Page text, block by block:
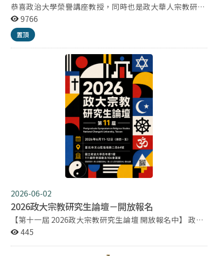
恭喜政治大學榮譽講座教授，同時也是政大華人宗教研究
中心創立主任的李豐楙老師當選第33屆中研院人文及社會
科學組院士 中研院第33屆院士暨名譽院士選舉結果出爐
公布19位新科院士 3位名譽院士 李豐楙教授為政治大學名
譽講座教授、中央研究院中國文哲研究所兼任研究員，曾
任本系教授並獲選本校107學年度傑出校友。其學術領域
為道教文學、道教文化、華人宗教及道教圖像等，發表論
文兩百餘篇，出版專著《許遜與薩守堅：鄧志謨道教小說
研究》、《憂與遊：六朝隋唐仙道文學》、《仙境與遊
歷：神仙世界的想像》、《神化與變異：一個「常與非
常」的文化思維》、《從聖教到道教：馬華社會的節俗、
信仰與文化》等十一種；《東港迎王》、《台江內海迎王
祭》等調查研究多部。研究方法兼綜經典文本、歷史文
獻、田野調查及實踐經驗，在與西方的「聖與俗」理論對
話中，根據民族思維的陰陽互補，提出「常與非常」的文
化結構，詮釋漢文化的諸般現象：節慶狂歡、異常變化、
謫凡類型、意外死亡以及解除法術等。兼綜宗教文學與文
化研究，擴展中國文學研究的學術視野，並開拓道教文
學、道教文化及華人宗教諸領域。曾獲兩次國科會（科技
部）傑出研究獎，2019歐洲ICAS Book Prize（國際亞洲
學者大會最佳華語圖書大獎）；並受邀美國哈佛大學、香
港中文大學等擔任客座教授，擔任國科會中國文學門召集
9766
置頂
2026-06-02
2026政大宗教研究生論壇－開放報名
【第十一屆 2026政大宗教研究生論壇 開放報名中】 政治
大學宗教研究所、華人宗教研究中心為培育宗教研究相關
445